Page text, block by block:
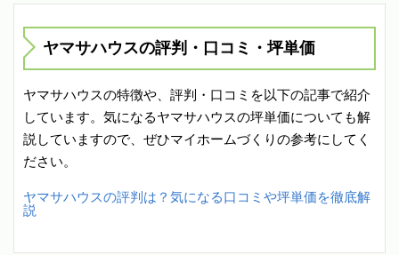
ヤマサハウスの評判・口コミ・坪単価
ヤマサハウスの特徴や、評判・口コミを以下の記事で紹介
しています。気になるヤマサハウスの坪単価についても解
説していますので、ぜひマイホームづくりの参考にしてく
ださい。
ヤマサハウスの評判は？気になる口コミや坪単価を徹底解
説